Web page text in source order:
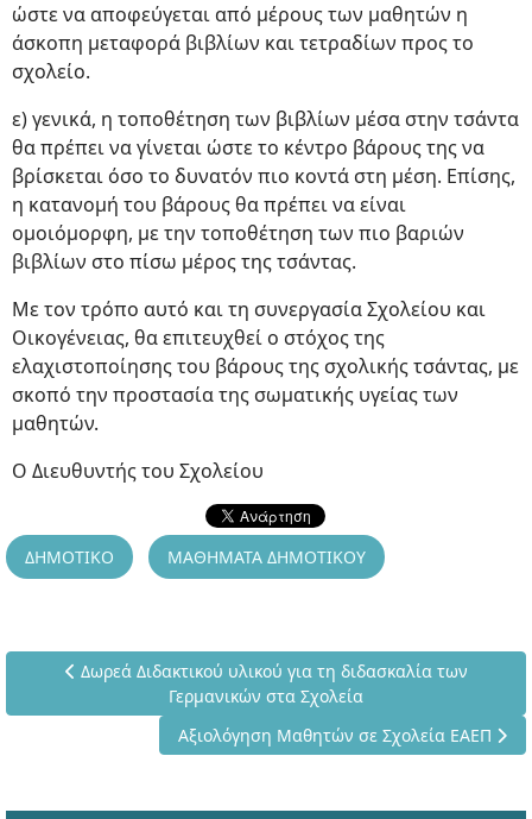
ώστε να αποφεύγεται από μέρους των μαθητών η
άσκοπη μεταφορά βιβλίων και τετραδίων προς το
σχολείο.
ε) γενικά, η τοποθέτηση των βιβλίων μέσα στην τσάντα
θα πρέπει να γίνεται ώστε το κέντρο βάρους της να
βρίσκεται όσο το δυνατόν πιο κοντά στη μέση. Επίσης,
η κατανομή του βάρους θα πρέπει να είναι
ομοιόμορφη, με την τοποθέτηση των πιο βαριών
βιβλίων στο πίσω μέρος της τσάντας.
Με τον τρόπο αυτό και τη συνεργασία Σχολείου και
Οικογένειας, θα επιτευχθεί ο στόχος της
ελαχιστοποίησης του βάρους της σχολικής τσάντας, με
σκοπό την προστασία της σωματικής υγείας των
μαθητών.
Ο Διευθυντής του Σχολείου
ΔΗΜΟΤΙΚΟ ΜΑΘΗΜΑΤΑ ΔΗΜΟΤΙΚΟΥ
Προηγούμενο άρθρο: Δωρεά Διδακτικού υλικού για τη
Δωρεά Διδακτικού υλικού για τη διδασκαλία των
Γερμανικών στα Σχολεία
Επόμενο άρθρο: Αξιολόγηση Μαθητών σε
Αξιολόγηση Μαθητών σε Σχολεία ΕΑΕΠ